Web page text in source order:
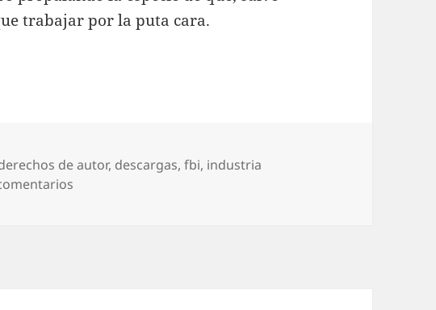
trabajar por la puta cara.
de autor, descargas,fbi, industria